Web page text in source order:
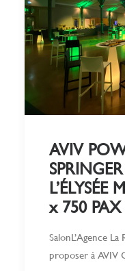
AVIV
x 750 PAX
SalonL’Agence
proposer à